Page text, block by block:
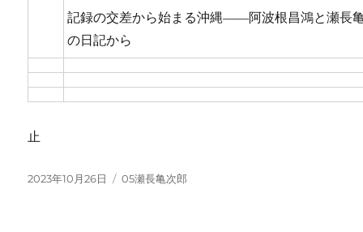
記録の交差から始まる沖縄――阿波根昌鴻と瀬長
の日記から
止
投
2023年10月26日
カ
05瀬長亀次郎